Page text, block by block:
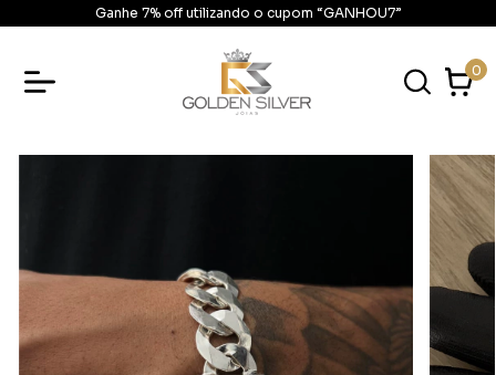
Ganhe 7% off utilizando o cupom “GANHOU7”
0